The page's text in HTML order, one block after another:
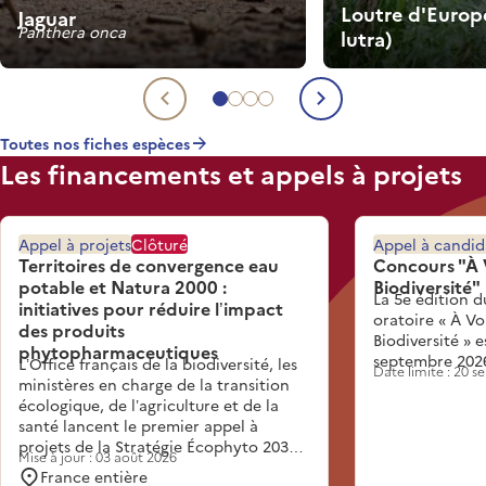
Aller à l'espèce 1
Aller à l'espèce 2
Aller à l'espèce 3
Aller à l'espèce 4
Jaguar
Panthera onca
Loutre
lutra)
Espèce précédente
Espèce
Toutes nos fiches espèces
Les financements et appels à projets
Territoires de convergence eau
potable et Natura 2000 :
initiatives pour réduire l’impact
des produits
phytopharmaceutiques
Appel à projetsClôturé
L’Office français de la biodiversité, les
ministères en charge de la transition
écologique, de l’agriculture et de la
santé lancent le premier appel à
projets de la Stratégie Écophyto 2030.
Inscrit dans l’action 3.3 de la Stratégie,
Mise à jour : 03 août 2026
France entière
Concours "À
Biodiversité"
Appel à
La 5e édition
oratoire « À
Biodiversité »
septembre
Date limite : 20